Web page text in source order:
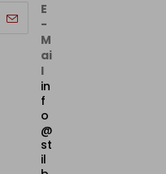
E
-
M
ai
l
in
f
o
@
st
il